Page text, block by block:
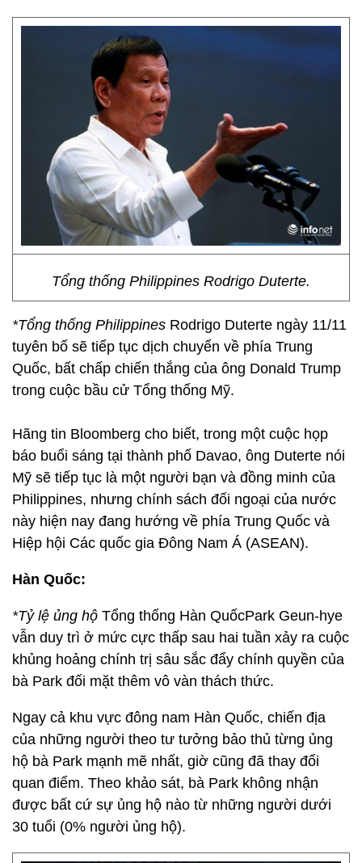
Tổng thống Philippines Rodrigo Duterte.
*Tổng thống Philippines Rodrigo Duterte ngày 11/11
tuyên bố sẽ tiếp tục dịch chuyển về phía Trung
Quốc, bất chấp chiến thắng của ông Donald Trump
trong cuộc bầu cử Tổng thống Mỹ.
Hãng tin Bloomberg cho biết, trong một cuộc họp
báo buổi sáng tại thành phố Davao, ông Duterte nói
Mỹ sẽ tiếp tục là một người bạn và đồng minh của
Philippines, nhưng chính sách đối ngoại của nước
này hiện nay đang hướng về phía Trung Quốc và
Hiệp hội Các quốc gia Đông Nam Á (ASEAN).
Hàn Quốc:
*Tỷ lệ ủng hộ Tổng thống Hàn QuốcPark Geun-hye
vẫn duy trì ở mức cực thấp sau hai tuần xảy ra cuộc
khủng hoảng chính trị sâu sắc đẩy chính quyền của
bà Park đối mặt thêm vô vàn thách thức.
Ngay cả khu vực đông nam Hàn Quốc, chiến địa
của những người theo tư tưởng bảo thủ từng ủng
hộ bà Park mạnh mẽ nhất, giờ cũng đã thay đổi
quan điểm. Theo khảo sát, bà Park không nhận
được bất cứ sự ủng hộ nào từ những người dưới
30 tuổi (0% người ủng hộ).